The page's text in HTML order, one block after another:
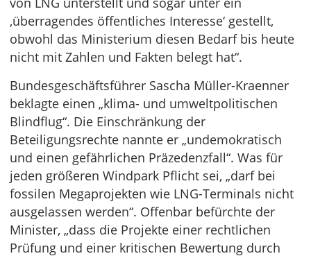
‚überragendes öffentliches Interesse‘ gestellt,
obwohl das Ministerium diesen Bedarf bis heute
nicht mit Zahlen und Fakten belegt hat“.
Bundesgeschäftsführer Sascha Müller-Kraenner
beklagte einen „klima- und umweltpolitischen
Blindflug“. Die Einschränkung der
Beteiligungsrechte nannte er „undemokratisch
und einen gefährlichen Präzedenzfall“. Was für
jeden größeren Windpark Pflicht sei, „darf bei
fossilen Megaprojekten wie LNG-Terminals nicht
ausgelassen werden“. Offenbar befürchte der
Minister, „dass die Projekte einer rechtlichen
Prüfung und einer kritischen Bewertung durch